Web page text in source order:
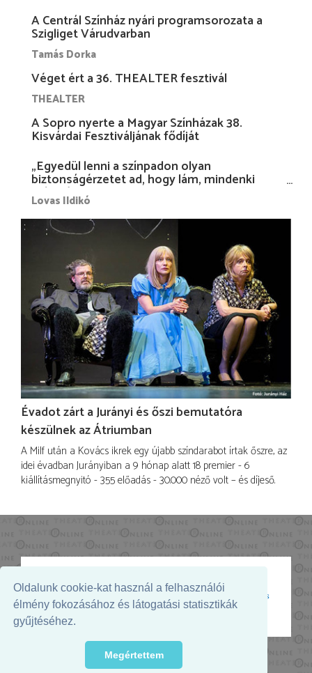
Oldalunk cookie-kat használ a felhasználói
élmény fokozásához és látogatási statisztikák
gyűjtéséhez.
Megértettem
A Centrál Színház nyári programsorozata a
Szigliget Várudvarban
Tamás Dorka
Véget ért a 36. THEALTER fesztivál
THEALTER
A Sopro nyerte a Magyar Színházak 38.
Kisvárdai Fesztiváljának fődíját
„Egyedül lenni a színpadon olyan
biztonságérzetet ad, hogy lám, mindenki
más nélkül is megvagyok magammal…”
Lovas Ildikó
Évadot zárt a Jurányi és őszi bemutatóra
készülnek az Átriumban
A Milf után a Kovács ikrek egy újabb színdarabot írtak őszre, az
idei évadban Jurányiban a 9 hónap alatt 18 premier - 6
kiállításmegnyitó - 355 előadás - 30.000 néző volt – és díjeső.
Az oldal megjelenését támogatja:
© 2026. - THEATER Online -theater.hu